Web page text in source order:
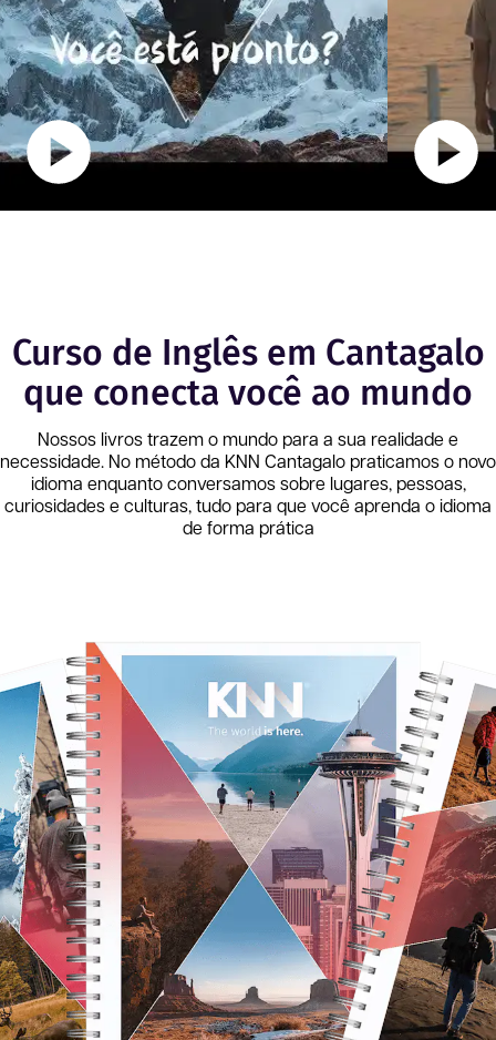
Curso de Inglês em Cantagalo
que conecta você ao mundo
Nossos livros trazem o mundo para a sua realidade e
necessidade. No método da KNN Cantagalo praticamos o novo
idioma enquanto conversamos sobre lugares, pessoas,
curiosidades e culturas, tudo para que você aprenda o idioma
de forma prática